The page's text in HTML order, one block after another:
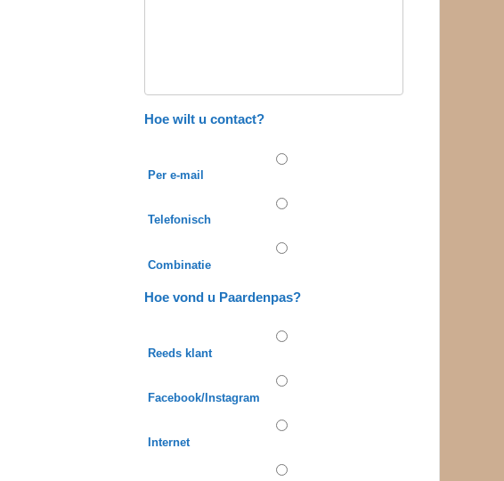
Hoe wilt u contact?
Per e-mail
Telefonisch
Combinatie
Hoe vond u Paardenpas?
Reeds klant
Facebook/Instagram
Internet